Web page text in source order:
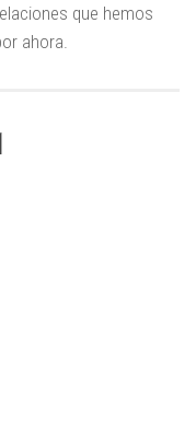
que hemos
ahora.